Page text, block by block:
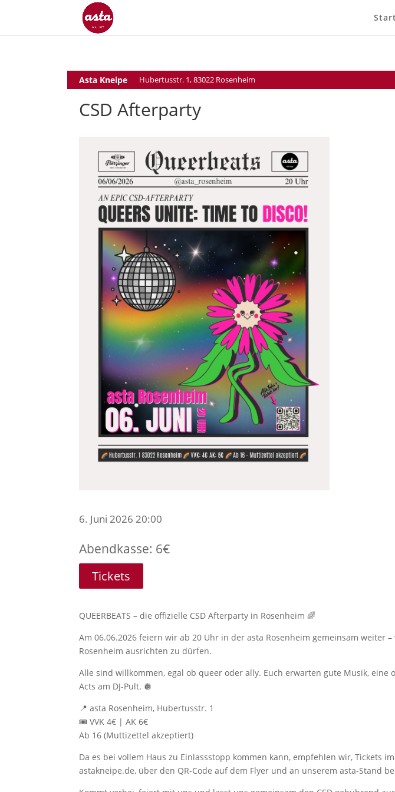
Asta Kneipe Hubertusstr. 1, 83022 Rosenheim
CSD Afterparty
6. Juni 2026 20:00
Abendkasse: 6€
Tickets
QUEERBEATS – die offizielle CSD Afterparty in Rosenheim 🌈
Am 06.06.2026 feiern wir ab 20 Uhr in der asta Rosenheim gemeinsam weiter
Rosenheim ausrichten zu dürfen.
Alle sind willkommen, egal ob queer oder ally. Euch erwarten gute Musik,
Acts am DJ-Pult. 🪩
📍 asta Rosenheim, Hubertusstr. 1
🎟 VVK 4€ | AK 6€
Ab 16 (Muttizettel akzeptiert)
Da es bei vollem Haus zu Einlassstopp kommen kann, empfehlen wir, Tickets
astakneipe.de, über den QR-Code auf dem Flyer und an unserem asta-Stand